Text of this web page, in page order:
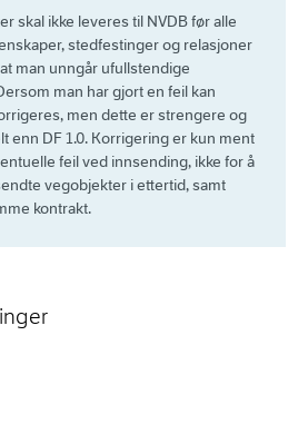
skal ikke leveres til NVDB før alle
stedfestingerog relasjoner
man unngår ufullstendige
rsom man har gjort en feil kan
men dette er strengere og
enn DF 1.0. Korrigering er kun ment
feil ved innsending, ikke for å
vegobjekter i ettertid, samt
kontrakt.